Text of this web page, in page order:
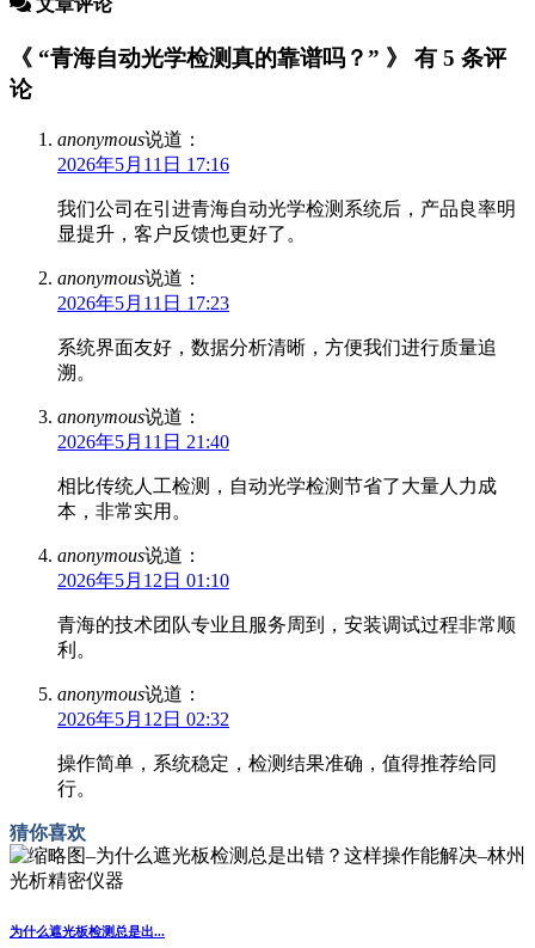
文章评论
《 “青海自动光学检测真的靠谱吗？” 》 有 5 条评
论
anonymous说道：
2026年5月11日 17:16
我们公司在引进青海自动光学检测系统后，产品良率明
显提升，客户反馈也更好了。
anonymous说道：
2026年5月11日 17:23
系统界面友好，数据分析清晰，方便我们进行质量追
溯。
anonymous说道：
2026年5月11日 21:40
相比传统人工检测，自动光学检测节省了大量人力成
本，非常实用。
anonymous说道：
2026年5月12日 01:10
青海的技术团队专业且服务周到，安装调试过程非常顺
利。
anonymous说道：
2026年5月12日 02:32
操作简单，系统稳定，检测结果准确，值得推荐给同
行。
猜你喜欢
为什么遮光板检测总是出...